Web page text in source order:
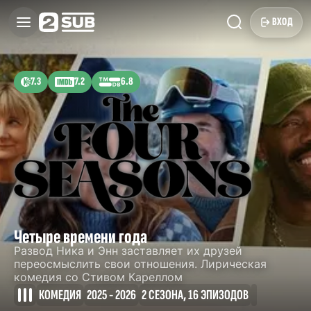
ВХОД
7.3 7.2 6.8
Четыре времени года
Развод Ника и Энн заставляет их друзей
переосмыслить свои отношения. Лирическая
комедия со Стивом Кареллом
КОМЕДИЯ 2025 - 2026 2 СЕЗОНА, 16 ЭПИЗОДОВ